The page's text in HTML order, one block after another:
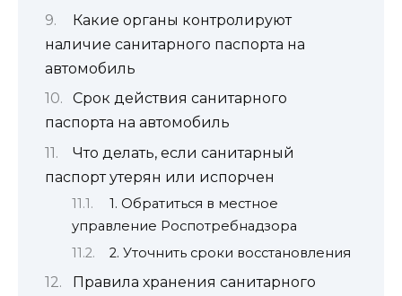
Какие органы контролируют
наличие санитарного паспорта на
автомобиль
Срок действия санитарного
паспорта на автомобиль
Что делать, если санитарный
паспорт утерян или испорчен
1. Обратиться в местное
управление Роспотребнадзора
2. Уточнить сроки восстановления
Правила хранения санитарного